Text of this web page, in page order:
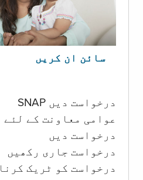
سائن ان کریں
درخواست دیں SNAP
عوامی معاونت کے لئے
درخواست دیں
درخواست جاری رکھیں
درخواست کو ٹریک کرنا